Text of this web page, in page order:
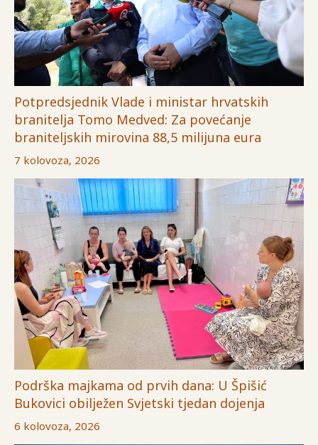
Potpredsjednik Vlade i ministar hrvatskih
branitelja Tomo Medved: Za povećanje
braniteljskih mirovina 88,5 milijuna eura
7 kolovoza, 2026
Podrška majkama od prvih dana: U Špišić
Bukovici obilježen Svjetski tjedan dojenja
6 kolovoza, 2026